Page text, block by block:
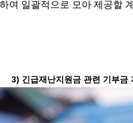
여 일괄적으로 모아 제공할
3) 긴급재난지원금 관련 기부금